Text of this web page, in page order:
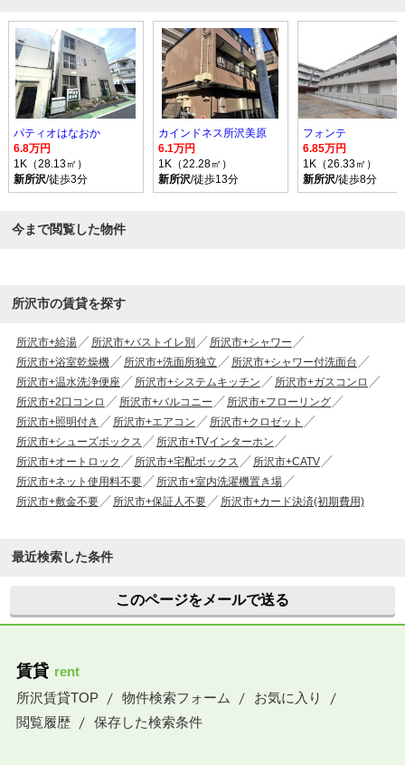
パティオはなおか
6.8万円
1K（28.13㎡）
新所沢/徒歩3分
カインドネス所沢美原
6.1万円
1K（22.28㎡）
新所沢/徒歩13分
フォンテ
6.85万円
1K（26.33㎡）
新所沢/徒歩8分
今まで閲覧した物件
所沢市の賃貸を探す
所沢市+給湯 所沢市+バストイレ別
所沢市+シャワー
所沢市+浴室乾燥機
所沢市+洗面所独立
所沢市+シャワー付洗面台
所沢市+温水洗浄便座
所沢市+システムキッチン
所沢市+ガスコンロ
所沢市+2口コンロ
所沢市+バルコニー
所沢市+フローリング
所沢市+照明付き
所沢市+エアコン
所沢市+クロゼット
所沢市+シューズボックス
所沢市+TVインターホン
所沢市+オートロック
所沢市+宅配ボックス
所沢市+CATV
所沢市+ネット使用料不要
所沢市+室内洗濯機置き場
所沢市+敷金不要
所沢市+保証人不要 所沢市+カード決済(初期費用)
最近検索した条件
このページをメールで送る
賃貸 rent
所沢賃貸TOP
物件検索フォーム
お気に入り
閲覧履歴
保存した検索条件